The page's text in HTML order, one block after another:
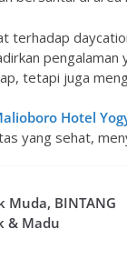
terhadap
tetapi juga
Hotel
yang sehat,
Muda, BINTANG
& Madu